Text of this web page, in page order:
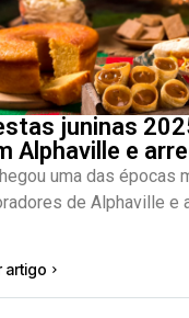
juninas
Alphaville e
uma das épocas
de Alphaville e
artigo